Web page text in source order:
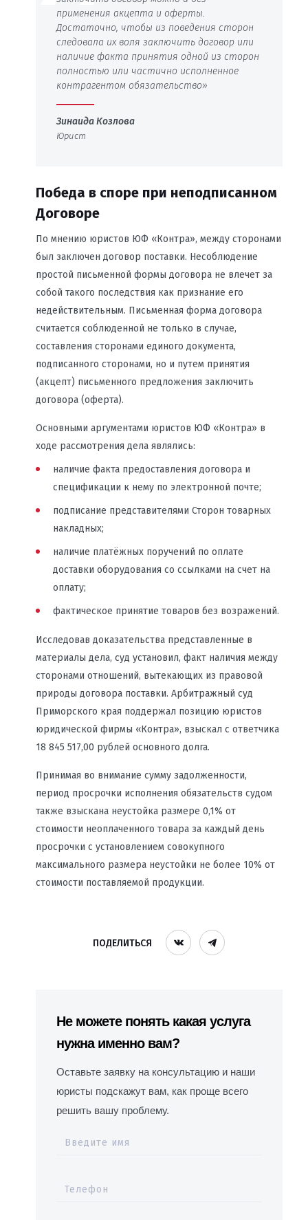
Победа в споре при неподписанном
Договоре
применения акцепта и оферты.
Достаточно, чтобы из поведения сторон
следовала их воля заключить договор или
наличие факта принятия одной из сторон
полностью или частично исполненное
контрагентом обязательство»
Зинаида Козлова
Юрист
По мнению юристов ЮФ «Контра», между сторонами
был заключен договор поставки. Несоблюдение
простой письменной формы договора не влечет за
собой такого последствия как признание его
недействительным. Письменная форма договора
считается соблюденной не только в случае,
составления сторонами единого документа,
подписанного сторонами, но и путем принятия
(акцепт) письменного предложения заключить
договора (оферта).
Основными аргументами юристов ЮФ «Контра» в
ходе рассмотрения дела являлись:
наличие факта предоставления договора и
спецификации к нему по электронной почте;
подписание представителями Сторон товарных
накладных;
наличие платёжных поручений по оплате
доставки оборудования со ссылками на счет на
оплату;
фактическое принятие товаров без возражений.
Исследовав доказательства представленные в
материалы дела, суд установил, факт наличия между
сторонами отношений, вытекающих из правовой
природы договора поставки. Арбитражный суд
Приморского края поддержал позицию юристов
юридической фирмы «Контра», взыскал с ответчика
18 845 517,00 рублей основного долга.
Принимая во внимание сумму задолженности,
период просрочки исполнения обязательств судом
также взыскана неустойка размере 0,1% от
стоимости неоплаченного товара за каждый день
просрочки с установлением совокупного
максимального размера неустойки не более 10% от
стоимости поставляемой продукции.
ПОДЕЛИТЬСЯ
Не можете понять какая услуга
нужна именно вам?
Оставьте заявку на консультацию и наши
юристы подскажут вам, как проще всего
решить вашу проблему.
Введите имя
Телефон